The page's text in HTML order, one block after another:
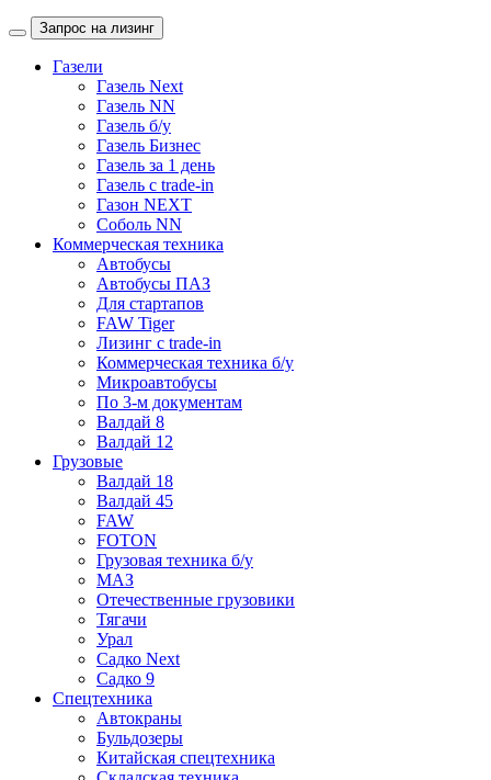
Запрос на лизинг
Газели
Газель Next
Газель NN
Газель б/у
Газель Бизнес
Газель за 1 день
Газель с trade-in
Газон NEXT
Соболь NN
Коммерческая техника
Автобусы
Автобусы ПАЗ
Для стартапов
FAW Tiger
Лизинг с trade-in
Коммерческая техника б/у
Микроавтобусы
По 3-м документам
Валдай 8
Валдай 12
Грузовые
Валдай 18
Валдай 45
FAW
FOTON
Грузовая техника б/у
МАЗ
Отечественные грузовики
Тягачи
Урал
Садко Next
Садко 9
Спецтехника
Автокраны
Бульдозеры
Китайская спецтехника